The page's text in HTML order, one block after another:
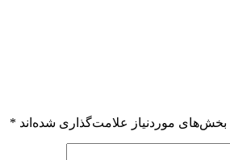
بخش‌های موردنیاز علامت‌گذاری شده‌اند *